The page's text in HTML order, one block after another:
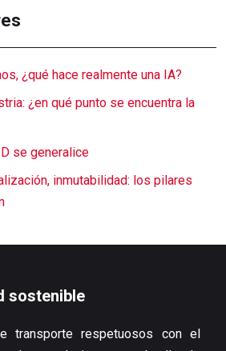
¿qué hace realmente una IA?
¿en qué punto se encuentra la
se generalice
inmutabilidad: los pilares
sostenible
transporte respetuosos con el